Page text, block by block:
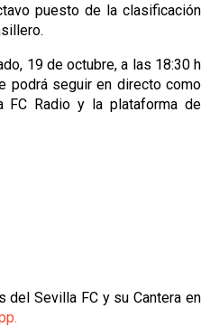
puesto de la clasificación
19 de octubre, a las 18:30 h
podrá seguir en directo como
FC Radio y la plataforma de
Sevilla FC y su Cantera en